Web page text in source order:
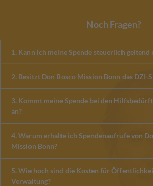
Noch Fragen?
1. Kann ich meine Spende steuerlich geltend
2. Besitzt Don Bosco Mission Bonn das DZI-
3. Kommt meine Spende bei den
an?
4. Warum erhalte ich Spendenaufrufe von
Mission Bonn?
5. Wie hoch sind die Kosten für
Verwaltung?